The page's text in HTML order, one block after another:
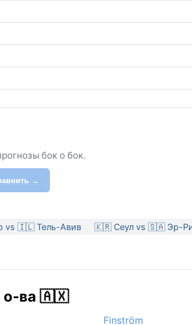
бок о бок.
→
vs 🇮🇱 Тель-Авив
🇰🇷 Сеул vs 🇸🇦 Эр-
о-ва 🇦🇽
Finström